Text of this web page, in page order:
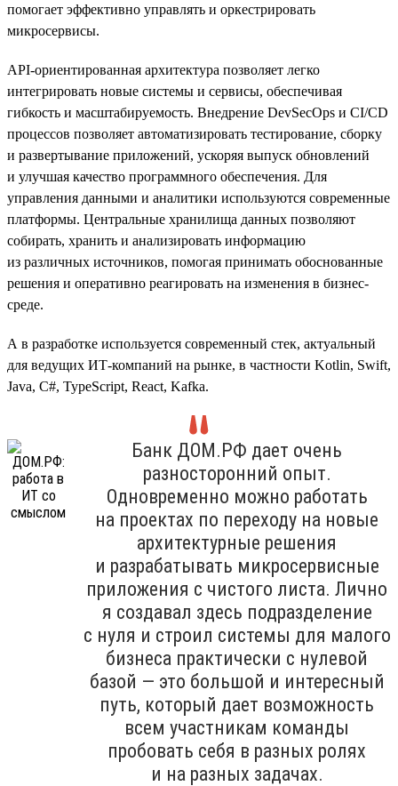
помогает эффективно управлять и оркестрировать
микросервисы.
API-ориентированная архитектура позволяет легко
интегрировать новые системы и сервисы, обеспечивая
гибкость и масштабируемость. Внедрение DevSecOps и CI/CD
процессов позволяет автоматизировать тестирование, сборку
и развертывание приложений, ускоряя выпуск обновлений
и улучшая качество программного обеспечения. Для
управления данными и аналитики используются современные
платформы. Центральные хранилища данных позволяют
собирать, хранить и анализировать информацию
из различных источников, помогая принимать обоснованные
решения и оперативно реагировать на изменения в бизнес-
среде.
А в разработке используется современный стек, актуальный
для ведущих ИТ-компаний на рынке, в частности Kotlin, Swift,
Java, C#, TypeScript, React, Kafka.
Банк ДОМ.РФ дает очень
разносторонний опыт.
Одновременно можно работать
на проектах по переходу на новые
архитектурные решения
и разрабатывать микросервисные
приложения с чистого листа. Лично
я создавал здесь подразделение
с нуля и строил системы для малого
бизнеса практически с нулевой
базой — это большой и интересный
путь, который дает возможность
всем участникам команды
пробовать себя в разных ролях
и на разных задачах.